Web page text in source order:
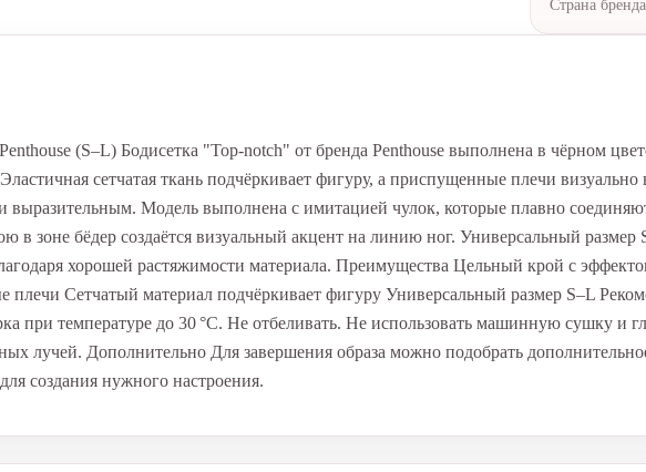
Страна
(S–L) Бодисетка "Top-notch" от бренда Penthouse выполнена в чёрном
сетчатая ткань подчёркивает фигуру, а приспущенные плечи визуально
выразительным. Модель выполнена с имитацией чулок, которые плавно
в зоне бёдер создаётся визуальный акцент на линию ног. Универсальный размер
хорошей растяжимости материала. Преимущества Цельный крой с
Сетчатый материал подчёркивает фигуру Универсальный размер S–L
при температуре до 30 °C. Не отбеливать. Не использовать машинную сушку и
лучей. Дополнительно Для завершения образа можно подобрать
создания нужного настроения.